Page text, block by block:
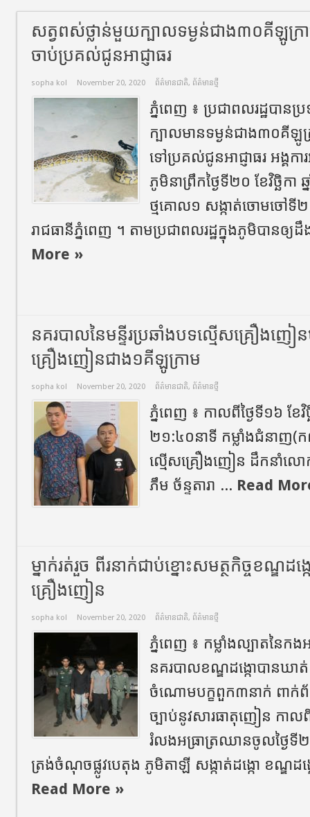
សត្វពស់ថ្លាន់មួយក្បាលទម្ងន់ជាង៣០គីឡូក្រា
ចាប់ប្រគល់ជូនអាជ្ញាធរ
sopha kol November 20, 2020 ព័ត៌មានជាតិ, ព័ត៌មានថ្មី
ភ្នំពេញ ៖ ប្រជាពលរដ្ឋបាន
ក្បាលមានទម្ងន់ជាង៣០គីឡូ
ទៅប្រគល់ជូនអាជ្ញាធរ អង្គកា
ភូមិនាព្រឹកថ្ងៃទី២០ ខែវិច្ឆិក
ថ្មគោល១ សង្កាត់ចោមចៅ
រាជធានីភ្នំពេញ ។ តាមប្រជាពលរដ្ឋក្នុងភូមិបានឲ្
More »
នគរបាលនៃមន្ទីរប្រឆាំងបទល្មើសគ្រឿងញៀ
គ្រឿងញៀនជាង១គីឡូក្រាម
sopha kol November 20, 2020 ព័ត៌មានជាតិ, ព័ត៌មានថ្មី
ភ្នំពេញ ៖ កាលពីថ្ងៃទី១៦ ខែ
២១:៤០នាទី កម្លាំងជំនាញ(ក
ល្មើសគ្រឿងញៀន ដឹកនាំល
ភឹម ច័ន្ទតារា ... Read
ម្នាក់រត់រួច​ ពីរនាក់ជាប់ខ្នោះសមត្ថកិច្ចខណ្ឌ
គ្រឿងញៀន
sopha kol November 20, 2020 ព័ត៌មានជាតិ, ព័ត៌មានថ្មី
ភ្នំពេញ​ ៖​ កម្លាំងល្បាត​នៃកង
នគរបាលខណ្ឌដង្កោ​បានឃា
ចំណោមបក្ខពួក៣នាក់​ ពា
ច្បាប់នូវសារធាតុញៀន​ កា
រំលងអធ្រាត្រឈានចូលថ្ងៃទី២
ត្រង់ចំណុចផ្លូវបេតុង ភូមិតាឡី សង្កាត់ដង្កោ ខណ្ឌដង្
Read More »